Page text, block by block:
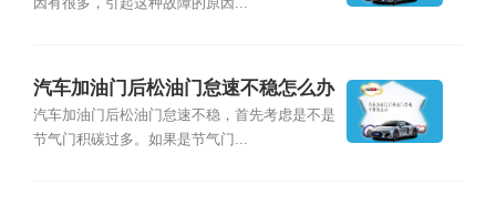
因有很多，引起这种故障的原因...
汽车加油门后松油门怠速不稳怎么办
汽车加油门后松油门怠速不稳，首先考虑是不是
节气门积碳过多。如果是节气门...